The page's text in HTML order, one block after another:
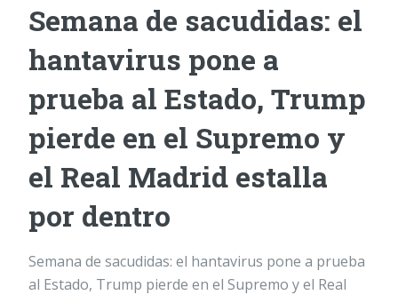
Semana de sacudidas: el
hantavirus pone a
prueba al Estado, Trump
pierde en el Supremo y
el Real Madrid estalla
por dentro
Semana de sacudidas: el hantavirus pone a prueba
al Estado, Trump pierde en el Supremo y el Real